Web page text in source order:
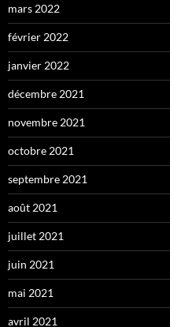
mars 2022
février 2022
janvier 2022
décembre 2021
novembre 2021
octobre 2021
septembre 2021
août 2021
juillet 2021
juin 2021
mai 2021
avril 2021